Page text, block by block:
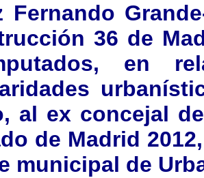
Fernando
36 de
en
al ex concejal
de Madrid
municipal de